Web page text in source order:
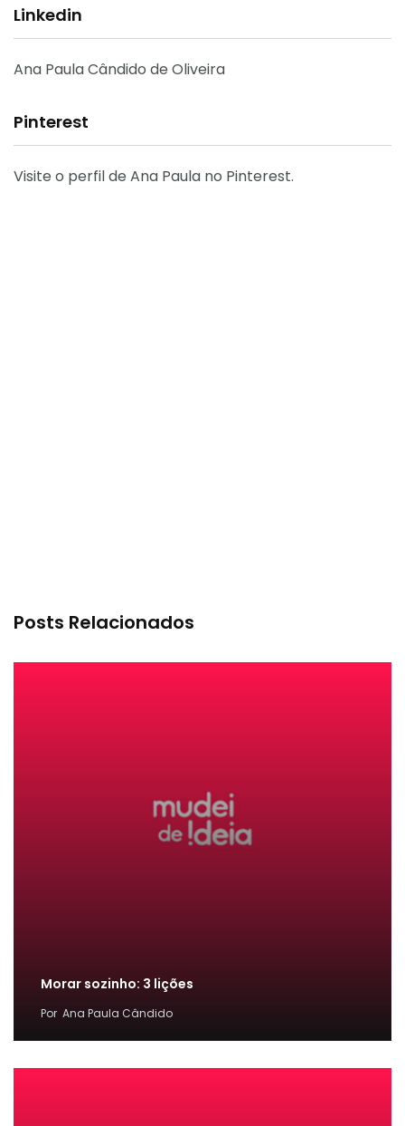
Linkedin
Ana Paula Cândido de Oliveira
Pinterest
Visite o perfil de Ana Paula no Pinterest.
Posts Relacionados
Morar sozinho: 3 lições
Por Ana Paula Cândido